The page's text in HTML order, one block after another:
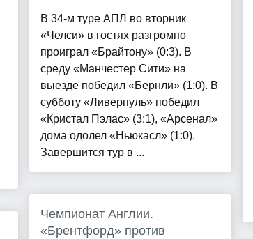
В 34-м туре АПЛ во вторник
«Челси» в гостях разгромно
проиграл «Брайтону» (0:3). В
среду «Манчестер Сити» на
выезде победил «Бернли» (1:0). В
субботу «Ливерпуль» победил
«Кристал Пэлас» (3:1), «Арсенал»
дома одолел «Ньюкасл» (1:0).
Завершится тур в ...
Чемпионат Англии.
«Брентфорд» против